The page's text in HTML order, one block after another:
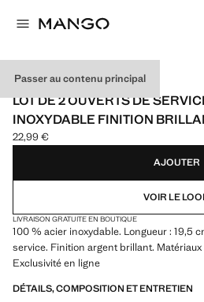
Passer au contenu principal
EXCLUSIVITÉ INTERNET
LOT DE 2 OUVERTS DE
INOXYDABLE FINITION
Prix actuel [22,99 € ]
22,99 €
Choisissez une couleur
AJOUTER
VOIR LE
LIVRAISON GRATUITE EN BOUTIQUE
100 % acier inoxydable. Longueur : 19,5
service. Finition argent brillant.
Exclusivité en ligne
DÉTAILS, COMPOSITION ET ENTRETIEN